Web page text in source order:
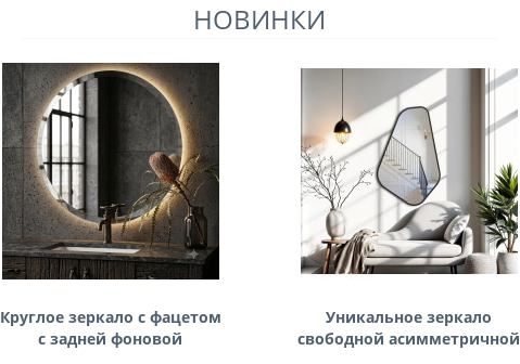
НОВИНКИ
Круглое зеркало с фацетом
с задней фоновой
Уникальное зеркало
свободной асимметричной